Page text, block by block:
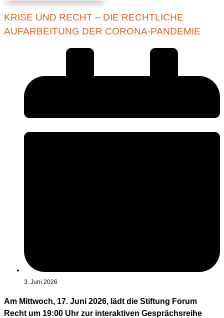
KRISE UND RECHT – DIE RECHTLICHE
AUFARBEITUNG DER CORONA-PANDEMIE
3. Juni 2026
Am Mittwoch, 17. Juni 2026, lädt die Stiftung Forum
Recht um 19:00 Uhr zur interaktiven Gesprächsreihe